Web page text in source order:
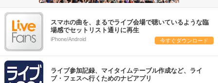
スマホの曲を、まるでライブ会場で聴いているような臨
場感でセットリスト通りに再生
iPhone/Android 今すぐダウンロード
ライブ参加記録、マイタイムテーブル作成など、ライ
ブ・フェスへ行くためのナビアプリ